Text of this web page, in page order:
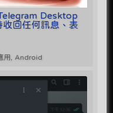
Desktop
回任何訊息、表
用, Android